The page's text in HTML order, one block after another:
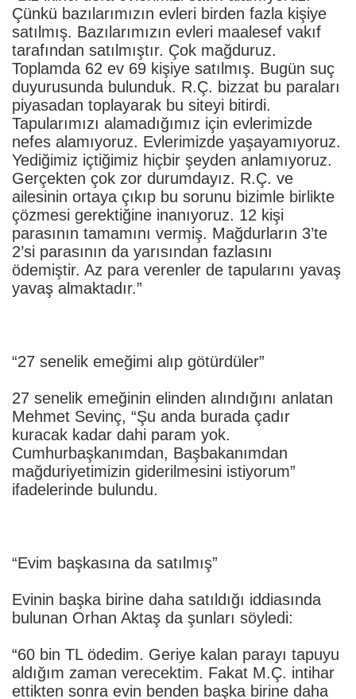
Çünkü bazılarımızın evleri birden fazla kişiye
satılmış. Bazılarımızın evleri maalesef vakıf
tarafından satılmıştır. Çok mağduruz.
Toplamda 62 ev 69 kişiye satılmış. Bugün suç
duyurusunda bulunduk. R.Ç. bizzat bu paraları
piyasadan toplayarak bu siteyi bitirdi.
Tapularımızı alamadığımız için evlerimizde
nefes alamıyoruz. Evlerimizde yaşayamıyoruz.
Yediğimiz içtiğimiz hiçbir şeyden anlamıyoruz.
Gerçekten çok zor durumdayız. R.Ç. ve
ailesinin ortaya çıkıp bu sorunu bizimle birlikte
çözmesi gerektiğine inanıyoruz. 12 kişi
parasının tamamını vermiş. Mağdurların 3’te
2’si parasının da yarısından fazlasını
ödemiştir. Az para verenler de tapularını yavaş
yavaş almaktadır.”
“27 senelik emeğimi alıp götürdüler”
27 senelik emeğinin elinden alındığını anlatan
Mehmet Sevinç, “Şu anda burada çadır
kuracak kadar dahi param yok.
Cumhurbaşkanımdan, Başbakanımdan
mağduriyetimizin giderilmesini istiyorum”
ifadelerinde bulundu.
“Evim başkasına da satılmış”
Evinin başka birine daha satıldığı iddiasında
bulunan Orhan Aktaş da şunları söyledi:
“60 bin TL ödedim. Geriye kalan parayı tapuyu
aldığım zaman verecektim. Fakat M.Ç. intihar
ettikten sonra evin benden başka birine daha